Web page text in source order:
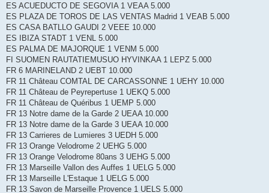
ES ACUEDUCTO DE SEGOVIA 1 VEAA 5.000
ES PLAZA DE TOROS DE LAS VENTAS Madrid 1 VEAB 5.000
ES CASA BATLLO GAUDI 2 VEEE 10.000
ES IBIZA STADT 1 VENL 5.000
ES PALMA DE MAJORQUE 1 VENM 5.000
FI SUOMEN RAUTATIEMUSUO HYVINKAA 1 LEPZ 5.000
FR 6 MARINELAND 2 UEBT 10.000
FR 11 Château COMTAL DE CARCASSONNE 1 UEHY 10.000
FR 11 Château de Peyrepertuse 1 UEKQ 5.000
FR 11 Château de Quéribus 1 UEMP 5.000
FR 13 Notre dame de la Garde 2 UEAA 10.000
FR 13 Notre dame de la Garde 3 UEAA 10.000
FR 13 Carrieres de Lumieres 3 UEDH 5.000
FR 13 Orange Velodrome 2 UEHG 5.000
FR 13 Orange Velodrome 80ans 3 UEHG 5.000
FR 13 Marseille Vallon des Auffes 1 UELG 5.000
FR 13 Marseille L'Estaque 1 UELG 5.000
FR 13 Savon de Marseille Provence 1 UELS 5.000